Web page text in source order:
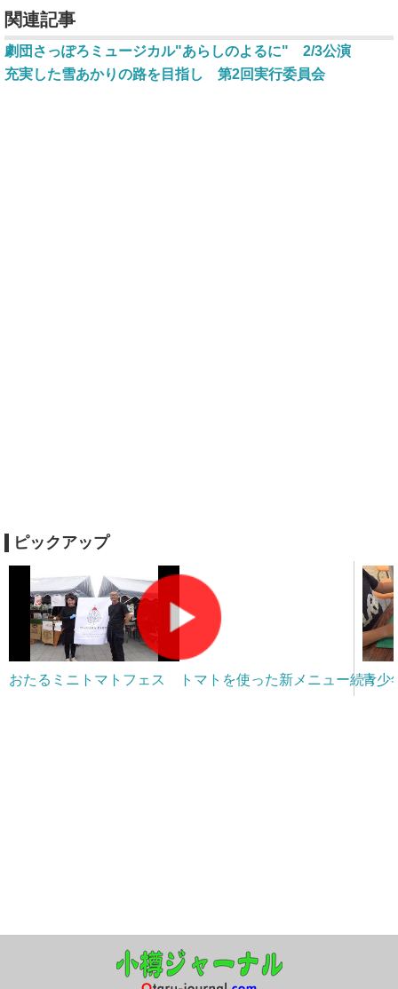
関連記事
劇団さっぽろミュージカル"あらしのよるに" 2/3公演
充実した雪あかりの路を目指し 第2回実行委員会
ピックアップ
おたるミニトマトフェス トマトを使った新メニュー続々青少